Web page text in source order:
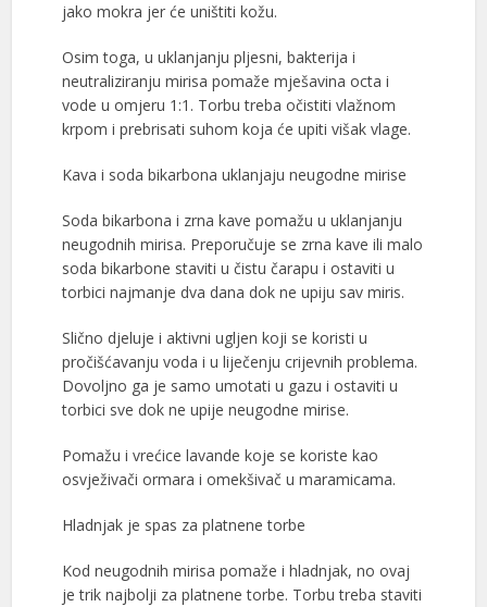
jako mokra jer će uništiti kožu.
Osim toga, u uklanjanju pljesni, bakterija i
neutraliziranju mirisa pomaže mješavina octa i
vode u omjeru 1:1. Torbu treba očistiti vlažnom
krpom i prebrisati suhom koja će upiti višak vlage.
Kava i soda bikarbona uklanjaju neugodne mirise
Soda bikarbona i zrna kave pomažu u uklanjanju
neugodnih mirisa. Preporučuje se zrna kave ili malo
soda bikarbone staviti u čistu čarapu i ostaviti u
torbici najmanje dva dana dok ne upiju sav miris.
Slično djeluje i aktivni ugljen koji se koristi u
pročišćavanju voda i u liječenju crijevnih problema.
Dovoljno ga je samo umotati u gazu i ostaviti u
torbici sve dok ne upije neugodne mirise.
Pomažu i vrećice lavande koje se koriste kao
osvježivači ormara i omekšivač u maramicama.
Hladnjak je spas za platnene torbe
Kod neugodnih mirisa pomaže i hladnjak, no ovaj
je trik najbolji za platnene torbe. Torbu treba staviti